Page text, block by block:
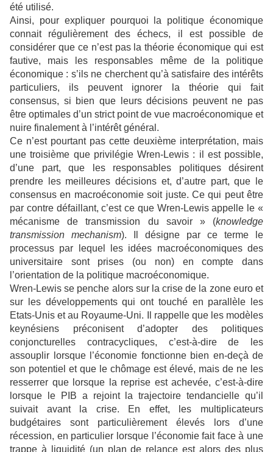
été utilisé.
Ainsi, pour expliquer pourquoi la politique économique
connait régulièrement des échecs, il est possible de
considérer que ce n’est pas la théorie économique qui est
fautive, mais les responsables même de la politique
économique : s’ils ne cherchent qu’à satisfaire des intérêts
particuliers, ils peuvent ignorer la théorie qui fait
consensus, si bien que leurs décisions peuvent ne pas
être optimales d’un strict point de vue macroéconomique et
nuire finalement à l’intérêt général.
Ce n’est pourtant pas cette deuxième interprétation, mais
une troisième que privilégie Wren-Lewis : il est possible,
d’une part, que les responsables politiques désirent
prendre les meilleures décisions et, d’autre part, que le
consensus en macroéconomie soit juste. Ce qui peut être
par contre défaillant, c’est ce que Wren-Lewis appelle le «
mécanisme de transmission du savoir » (knowledge
transmission mechanism). Il désigne par ce terme le
processus par lequel les idées macroéconomiques des
universitaire sont prises (ou non) en compte dans
l’orientation de la politique macroéconomique.
Wren-Lewis se penche alors sur la crise de la zone euro et
sur les développements qui ont touché en parallèle les
Etats-Unis et au Royaume-Uni. Il rappelle que les modèles
keynésiens préconisent d’adopter des politiques
conjoncturelles contracycliques, c’est-à-dire de les
assouplir lorsque l’économie fonctionne bien en-deçà de
son potentiel et que le chômage est élevé, mais de ne les
resserrer que lorsque la reprise est achevée, c’est-à-dire
lorsque le PIB a rejoint la trajectoire tendancielle qu’il
suivait avant la crise. En effet, les multiplicateurs
budgétaires sont particulièrement élevés lors d’une
récession, en particulier lorsque l’économie fait face à une
trappe à liquidité (un plan de relance est alors des plus